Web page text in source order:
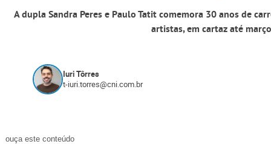
A dupla Sandra Peres e Paulo Tatit comemora 30 anos de
artistas, em cartaz até
Iuri Tôrres
t-iuri.torres@cni.com.br
ouça este conteúdo